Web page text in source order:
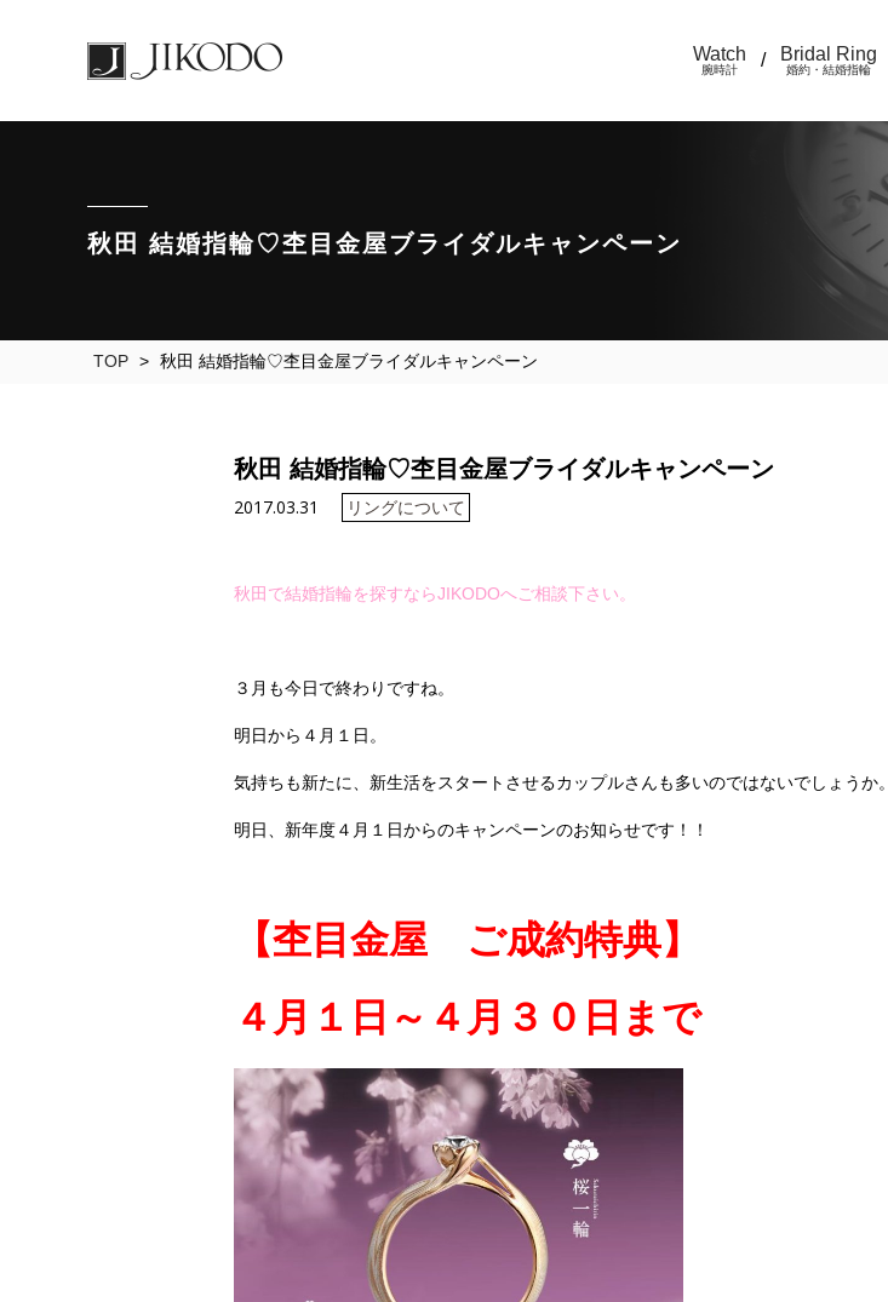
Watch
腕時計 / Bridal Ring
婚約・結婚指輪
秋田 結婚指輪♡杢目金屋ブライダルキャンペーン
TOP > 秋田 結婚指輪♡杢目金屋ブライダルキャンペーン
秋田 結婚指輪♡杢目金屋ブライダルキャンペーン
2017.03.31 リングについて
秋田で結婚指輪を探すならJIKODOへご相談下さい。
３月も今日で終わりですね。
明日から４月１日。
気持ちも新たに、新生活をスタートさせるカップルさんも多いのではないでしょうか。
明日、新年度４月１日からのキャンペーンのお知らせです！！
【杢目金屋 ご成約特典】
４月１日～４月３０日まで